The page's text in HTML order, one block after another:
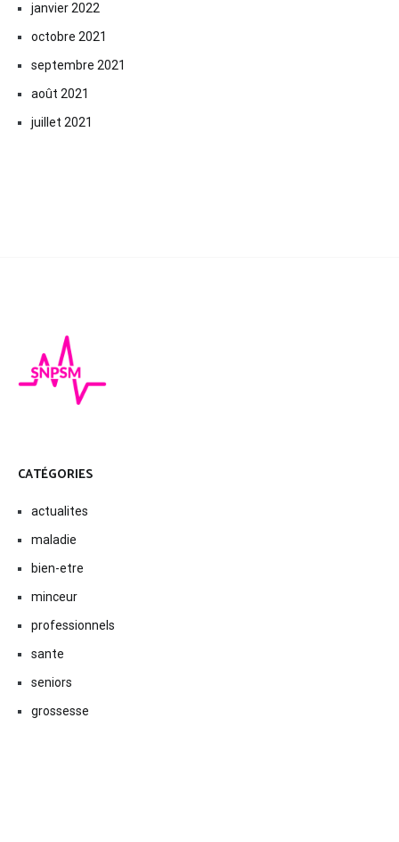
janvier 2022
octobre 2021
septembre 2021
août 2021
juillet 2021
CATÉGORIES
actualites
maladie
bien-etre
minceur
professionnels
sante
seniors
grossesse